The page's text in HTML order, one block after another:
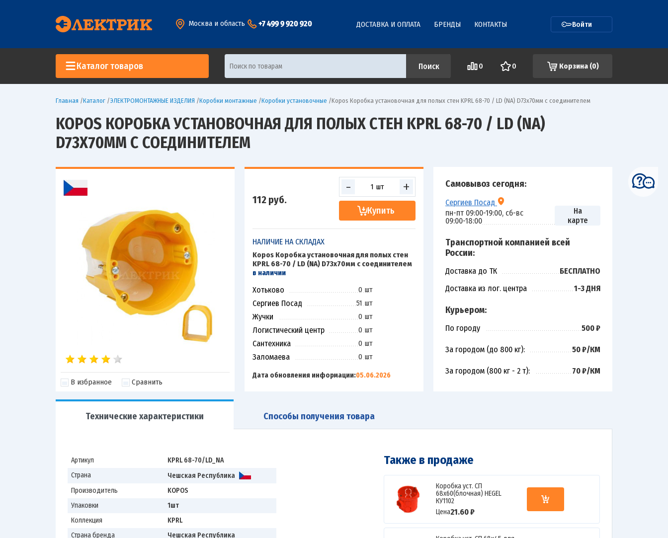
Москва и область +7 499 9 920 920 ДОСТАВКА И ОПЛАТА БРЕНДЫ КОНТАКТЫ Войти
Каталог товаров 0 0 Корзина (0)
Главная /Каталог /ЭЛЕКТРОМОНТАЖНЫЕ ИЗДЕЛИЯ /Коробки монтажные /Коробки установочные /Kopos Коробка установочная для полых стен KPRL 68-70 / LD (NA) D73х70мм с соединителем
KOPOS КОРОБКА УСТАНОВОЧНАЯ ДЛЯ ПОЛЫХ СТЕН KPRL 68-70 / LD (NA)
D73Х70ММ С СОЕДИНИТЕЛЕМ
В избранное Сравнить
112 руб.
- +
Купить
НАЛИЧИЕ НА СКЛАДАХ
Kopos Коробка установочная для полых стен
KPRL 68-70 / LD (NA) D73х70мм с соединителем
в наличии
Хотьково 0 шт
Сергиев Посад 51 шт
Жучки 0 шт
Логистический центр 0 шт
Сантехника 0 шт
Заломаева 0 шт
Дата обновления информации:05.06.2026
Самовывоз сегодня:
Сергиев Посад
пн-пт 09:00-19:00, сб-вс
09:00-18:00
На
карте
Транспортной компанией всей
России:
Доставка до ТК
БЕСПЛАТНО
Доставка из лог. центра
1-3 ДНЯ
Курьером:
По городу 500 ₽
За городом (до 800 кг): 50 ₽/КМ
За городом (800 кг - 2 т): 70 ₽/КМ
Технические характеристики Способы получения товара
Артикул
KPRL 68-70/LD_NA
Страна
Чешская Республика
Производитель
KOPOS
Упаковки
1шт
Коллекция
KPRL
Страна бренда
Чешская Республика
Также в продаже
Коробка уст. СП
68х60(блочная) HEGEL
КУ1102
Цена21.60 ₽